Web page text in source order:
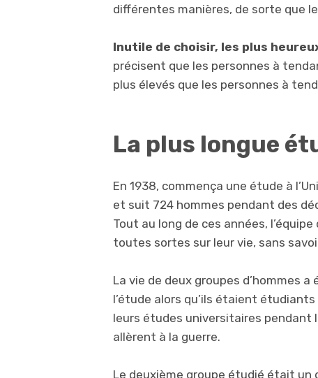
différentes manières, de sorte que
Inutile de choisir, les plus
précisent que les personnes à
plus élevés que les personnes à
La plus longue
En 1938, commença une étude à
et suit 724 hommes pendant des
Tout au long de ces années,
toutes sortes sur leur vie, sans
La vie de deux groupes d’hommes
l’étude alors qu’ils étaient
leurs études universitaires pendant
allèrent à la guerre.
Le deuxième groupe étudié était un